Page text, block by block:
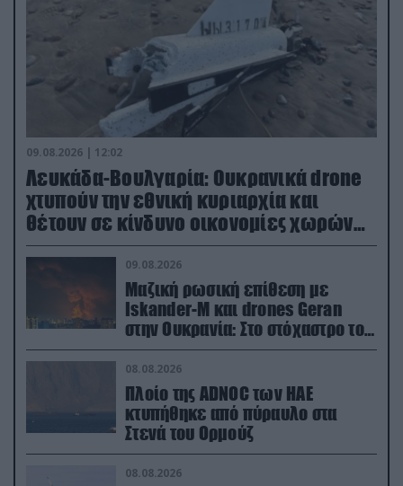
09.08.2026 | 12:02
Λευκάδα-Βουλγαρία: Ουκρανικά drone
χτυπούν την εθνική κυριαρχία και
θέτουν σε κίνδυνο οικονομίες χωρών
του ΝΑΤΟ
09.08.2026
Μαζική ρωσική επίθεση με
Iskander-M και drones Geran
στην Ουκρανία: Στο στόχαστρο το
εργοστάσιο των Flamingo
08.08.2026
Πλοίο της ADNOC των ΗΑΕ
κτυπήθηκε από πύραυλο στα
Στενά του Ορμούζ
08.08.2026